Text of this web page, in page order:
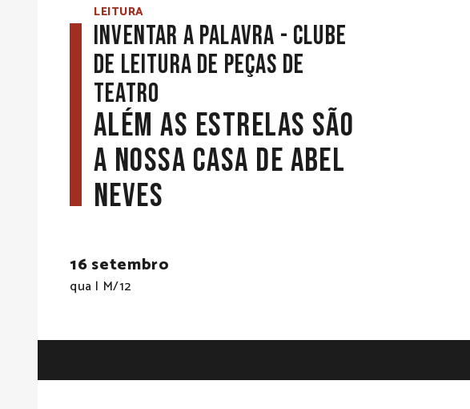
LEITURA
Inventar a Palavra - Clube
de Leitura de Peças de
Teatro
Além as Estrelas São
a Nossa Casa de Abel
Neves
16 setembro
qua | M/12